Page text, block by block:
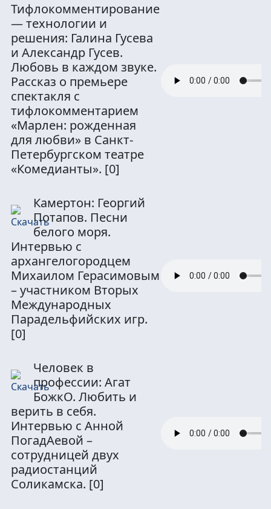
Тифлокомментирование
— технологии и
решения: Галина Гусева
и Александр Гусев.
Любовь в каждом звуке.
Рассказ о премьере
спектакля с
тифлокомментарием
«Марлен: рожденная
для любви» в Санкт-
Петербургском театре
«Комедианты». [0]
Камертон: Георгий
Потапов. Песни
белого моря.
Интервью с
архангелогородцем
Михаилом Герасимовым
– участником Вторых
Международных
Парадельфийских игр.
[0]
Человек в
профессии: Агат
БожкО. Любить и
верить в себя.
Интервью с Анной
ПогадАевой –
сотрудницей двух
радиостанций
Соликамска. [0]